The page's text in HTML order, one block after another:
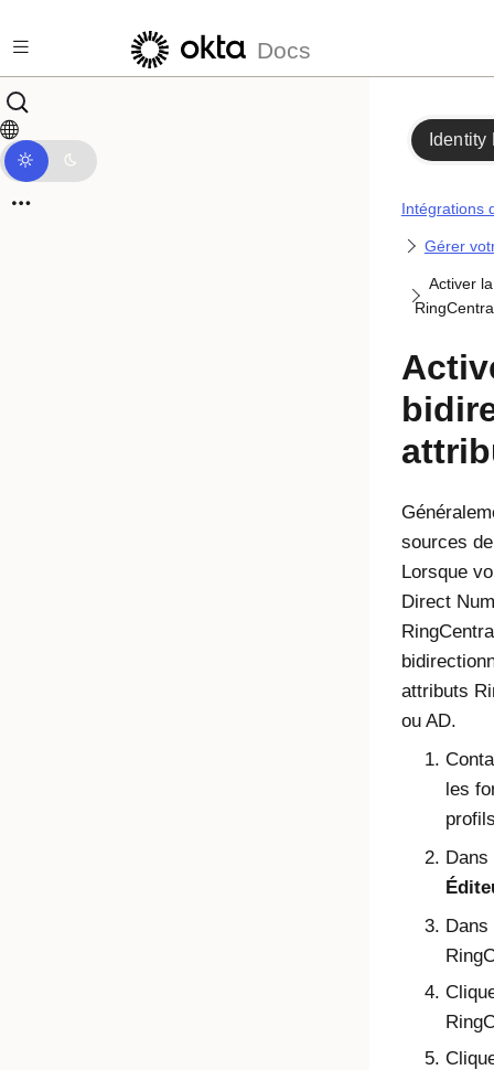
Docs
Identity
Intégrations
Gérer
Activer
sources
Lorsque
Direct
attributs
ou AD.
les
Dans